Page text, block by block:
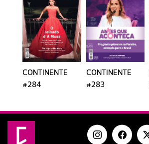
CONTINENTE
#284
CONTINENTE
#283